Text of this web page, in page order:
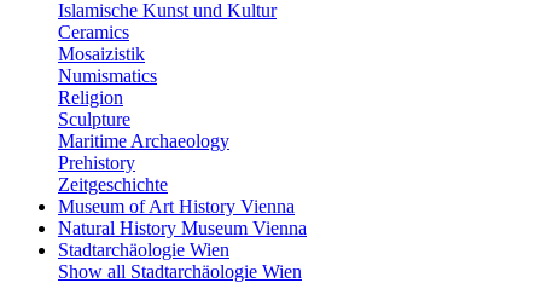
Islamische Kunst und Kultur
Ceramics
Mosaizistik
Numismatics
Religion
Sculpture
Maritime Archaeology
Prehistory
Zeitgeschichte
Museum of Art History Vienna
Natural History Museum Vienna
Stadtarchäologie Wien
Show all Stadtarchäologie Wien